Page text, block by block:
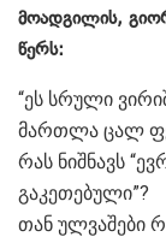
მოადგილის,
წერს:
“ეს სრული
მართლა ცალ
რას ნიშნავს
გაკეთებული”?
თან ულვაშები